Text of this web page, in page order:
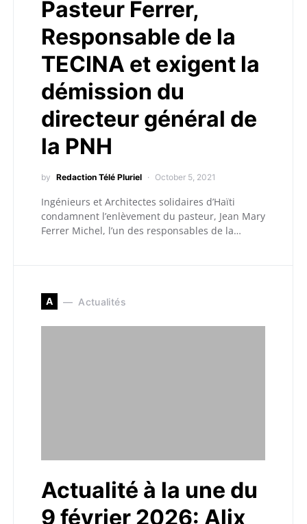
Pasteur Ferrer,
Responsable de la
TECINA et exigent la
démission du
directeur général de
la PNH
by Redaction Télé Pluriel October 5, 2021
Ingénieurs et Architectes solidaires d’Haïti
condamnent l’enlèvement du pasteur, Jean Mary
Ferrer Michel, l’un des responsables de la…
A Actualités
Actualité à la une du
9 février 2026: Alix